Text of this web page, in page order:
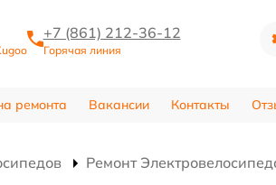
+7 (861) 212-36-12
Горячая линия
ремонта Вакансии Контакты
Ремонт